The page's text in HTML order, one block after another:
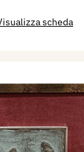
scheda